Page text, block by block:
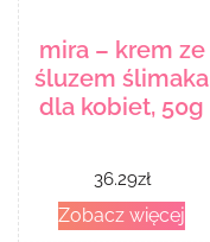
mira – krem ze
śluzem ślimaka
dla kobiet, 50g
36.29zł
Zobacz więcej